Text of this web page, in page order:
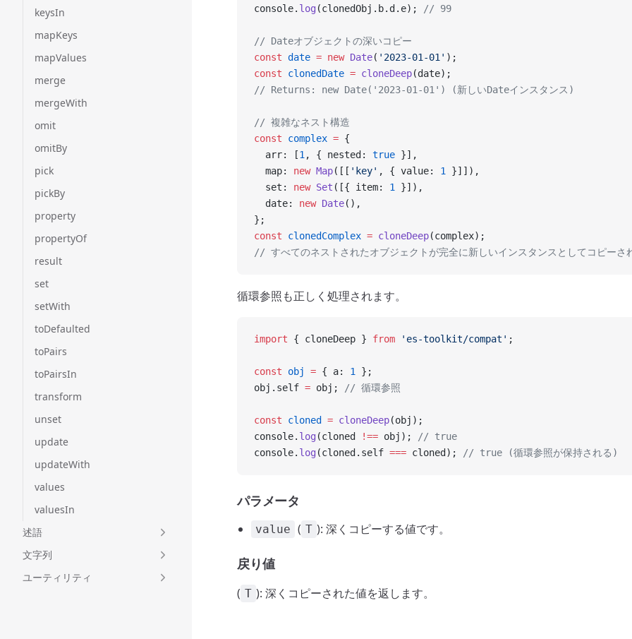
keysIn
mapKeys
mapValues
merge
mergeWith
omit
omitBy
pick
pickBy
property
propertyOf
result
set
setWith
toDefaulted
toPairs
toPairsIn
transform
unset
update
updateWith
values
valuesIn
述語
文字列
ユーティリティ
console. log (clonedObj.b.d.e); // 99
// Dateオブジェクトの深いコピー
const date = new Date( '2023-01-01' );
const clonedDate = cloneDeep(date);
// Returns: new Date('2023-01-01') (新しいDateインスタンス)
// 複雑なネスト構造
const complex = {
  arr: [
1 , { nested: true }],
  map:
new Map([[ 'key' , { value: 1
}]]),
  set:
new Set ([{ item: 1
}]),
  date:
new Date(),
};
const clonedComplex = cloneDeep(complex);
// すべてのネストされたオブジェクトが完全に新しいインスタンスとしてコピーさ
循環参照も正しく処理されます。
import { cloneDeep } from 'es-toolkit/compat' ;
const obj = { a: 1
};
obj.self = obj; // 循環参照
const cloned = cloneDeep(obj);
console. log (cloned !== obj);
// true
console. log (cloned.self === cloned); // true (循環参照が保持される)
パラメータ
value ( T ): 深くコピーする値です。
戻り値
( T ): 深くコピーされた値を返します。